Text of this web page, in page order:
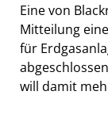
Eine von
Mitteilung
für
will damit